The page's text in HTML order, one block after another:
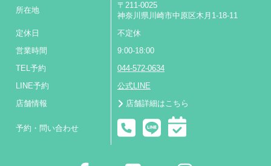
所在地
〒211-0025
神奈川県川崎市中原区木月1-18-11
定休日 不定休
営業時間 9:00-18:00
TEL予約 044-572-0634
LINE予約 公式LINE
店舗情報 店舗詳細はこちら
予約・問い合わせ